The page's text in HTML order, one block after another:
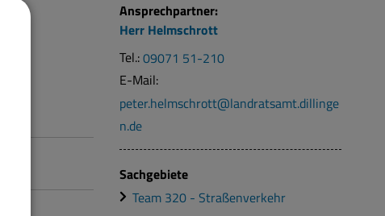
Ansprechpartner:
Herr Helmschrott
Tel.:09071 51-210
E-Mail:
peter.helmschrott@landratsamt.dillinge
n.de
Sachgebiete
Team 320 - Straßenverkehr